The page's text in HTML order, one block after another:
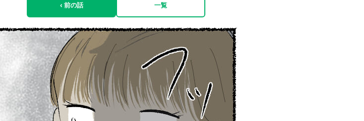
‹ 前の話 一覧